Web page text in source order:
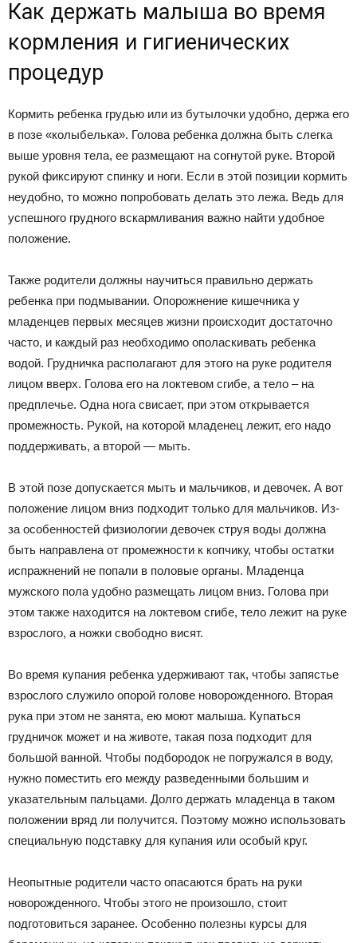
Как держать малыша во время
кормления и гигиенических
процедур
Кормить ребенка грудью или из бутылочки удобно, держа его
в позе «колыбелька». Голова ребенка должна быть слегка
выше уровня тела, ее размещают на согнутой руке. Второй
рукой фиксируют спинку и ноги. Если в этой позиции кормить
неудобно, то можно попробовать делать это лежа. Ведь для
успешного грудного вскармливания важно найти удобное
положение.
Также родители должны научиться правильно держать
ребенка при подмывании. Опорожнение кишечника у
младенцев первых месяцев жизни происходит достаточно
часто, и каждый раз необходимо ополаскивать ребенка
водой. Грудничка располагают для этого на руке родителя
лицом вверх. Голова его на локтевом сгибе, а тело – на
предплечье. Одна нога свисает, при этом открывается
промежность. Рукой, на которой младенец лежит, его надо
поддерживать, а второй — мыть.
В этой позе допускается мыть и мальчиков, и девочек. А вот
положение лицом вниз подходит только для мальчиков. Из-
за особенностей физиологии девочек струя воды должна
быть направлена от промежности к копчику, чтобы остатки
испражнений не попали в половые органы. Младенца
мужского пола удобно размещать лицом вниз. Голова при
этом также находится на локтевом сгибе, тело лежит на руке
взрослого, а ножки свободно висят.
Во время купания ребенка удерживают так, чтобы запястье
взрослого служило опорой голове новорожденного. Вторая
рука при этом не занята, ею моют малыша. Купаться
грудничок может и на животе, такая поза подходит для
большой ванной. Чтобы подбородок не погружался в воду,
нужно поместить его между разведенными большим и
указательным пальцами. Долго держать младенца в таком
положении вряд ли получится. Поэтому можно использовать
специальную подставку для купания или особый круг.
Неопытные родители часто опасаются брать на руки
новорожденного. Чтобы этого не произошло, стоит
подготовиться заранее. Особенно полезны курсы для